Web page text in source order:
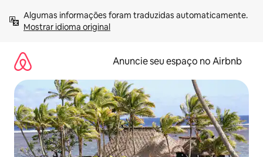
para
Mostrar idioma original
Anuncie seu espaço no Airbnb